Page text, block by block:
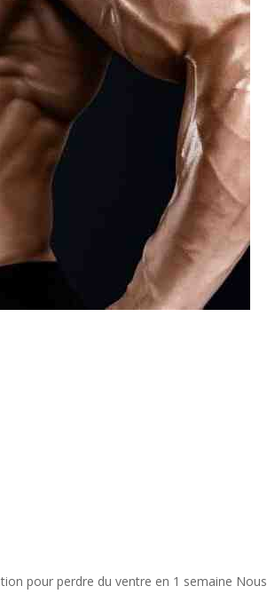
pour perdre du ventre en 1 semaine Nous